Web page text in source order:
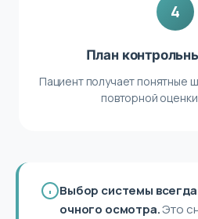
4
План
Пациент получает понятные
повторной
Выбор системы
очного осмотра.Это